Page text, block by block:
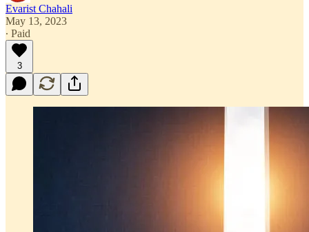
Evarist Chahali
May 13, 2023
∙ Paid
3